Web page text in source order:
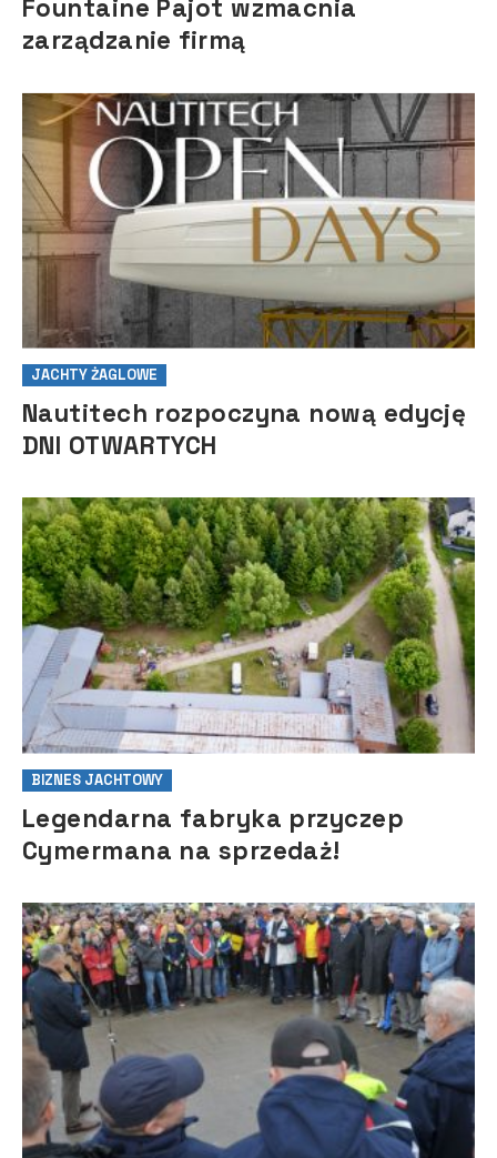
Fountaine Pajot wzmacnia
zarządzanie firmą
JACHTY ŻAGLOWE
Nautitech rozpoczyna nową edycję
DNI OTWARTYCH
BIZNES JACHTOWY
Legendarna fabryka przyczep
Cymermana na sprzedaż!